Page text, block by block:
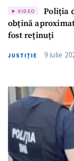
VIDEO
Poliția
obțină
fost reținuți
JUSTIȚIE 9 iulie